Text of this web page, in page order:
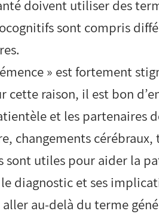
doivent utiliser des
sont compris
» est fortement
cette raison, il est bon
et les partenaires
changements
sont utiles pour aider la
diagnostic et ses
au-delà du terme